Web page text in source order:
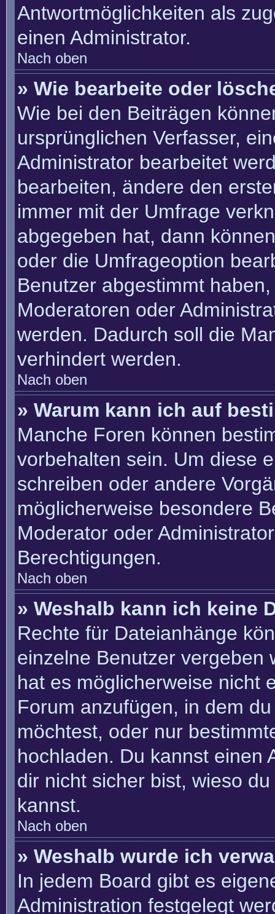
Antwortmöglichkeiten als
einen Administrator.
Nach oben
» Wie bearbeite oder
Wie bei den Beiträgen
ursprünglichen Verfasser,
Administrator bearbeitet
bearbeiten, ändere den
immer mit der Umfrage
abgegeben hat, dann
oder die Umfrageoption
Benutzer abgestimmt
Moderatoren oder
werden. Dadurch soll die
verhindert werden.
Nach oben
» Warum kann ich auf
Manche Foren können
vorbehalten sein. Um diese
schreiben oder andere
möglicherweise besondere
Moderator oder
Berechtigungen.
Nach oben
» Weshalb kann ich keine
Rechte für Dateianhänge
einzelne Benutzer vergeben
hat es möglicherweise nicht
Forum anzufügen, in dem
möchtest, oder nur
hochladen. Du kannst einen
dir nicht sicher bist, wieso
kannst.
Nach oben
» Weshalb wurde ich
In jedem Board gibt es
Administration festgelegt